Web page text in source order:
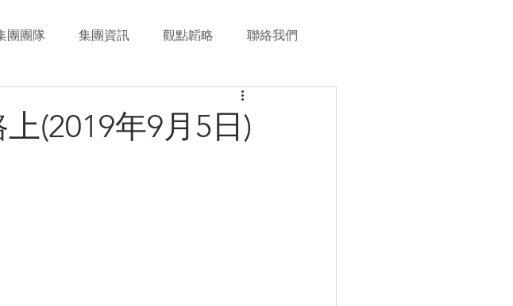
團團隊 集團資訊 觀點韜略 聯絡我們
(2019年9月5日)